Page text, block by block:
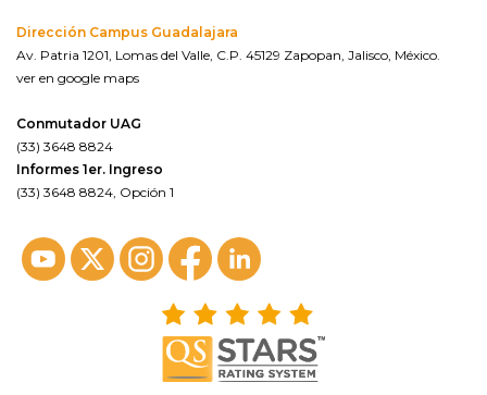
Dirección Campus Guadalajara
Av. Patria 1201, Lomas del Valle, C.P. 45129 Zapopan, Jalisco, México.
ver en google maps
Conmutador UAG
(33) 3648 8824
Informes 1er. Ingreso
(33) 3648 8824, Opción 1